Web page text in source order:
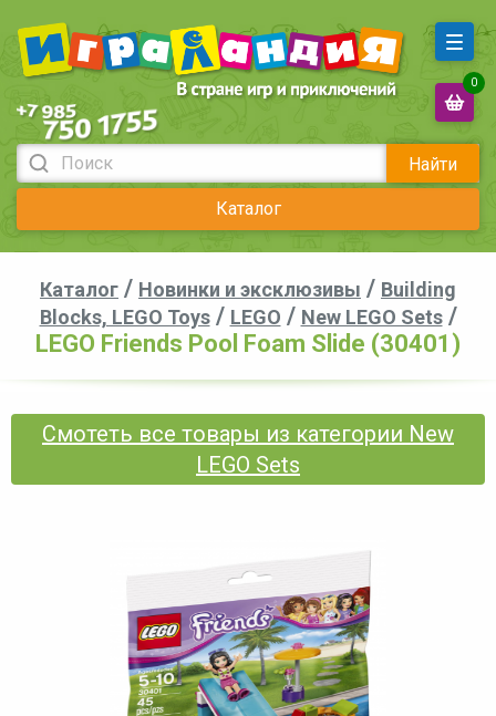
Найти
Каталог
0
Каталог / Новинки и эксклюзивы / Building
Blocks, LEGO Toys/ LEGO / New LEGO Sets/
LEGO Friends Pool Foam Slide (30401)
Смотеть все товары из категории New
LEGO Sets